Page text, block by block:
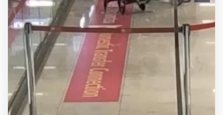
2
yaşındaki
bebeği
Heimlich